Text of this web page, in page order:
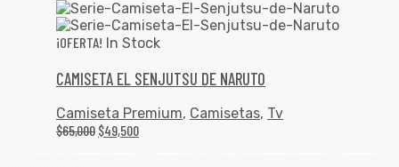
¡OFERTA! In Stock
CAMISETA EL SENJUTSU DE NARUTO
Camiseta Premium, Camisetas, Tv
$65,000 $49,500